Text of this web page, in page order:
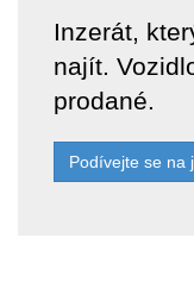
Inzerát,
najít.
prodané.
Podívejte se na